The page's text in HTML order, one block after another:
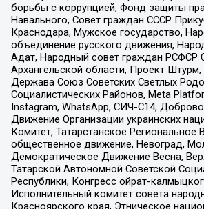
борьбы с коррупцией, Фонд защиты
Навального, Совет граждан СССР
Краснодара, Мужское государство,
объединение русского движения,
Адат, Народный совет граждан РСФСР
Архангельской области, Проект
Держава Союз Советских Светлых
Социалистических Районов, Meta
Instagram, WhatsApp, СИЧ-С14,
Движение Организации украинских
Комитет, Татарстанское Региональное
общественное движение, Невоград,
Демократическое Движение Весна,
Татарской Автономной Советской
Республики, Конгресс ойрат-
Исполнительный комитет совета
Красноярского края, Этническое